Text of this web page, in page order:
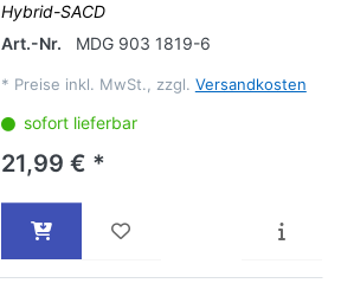
Hybrid-SACD
Art.-Nr.
MDG 903 1819-6
* Preise inkl. MwSt., zzgl. Versandkosten
sofort lieferbar
21,99 € *